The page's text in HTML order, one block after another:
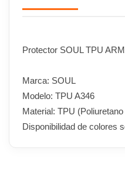
Protector SOUL TPU
Marca: SOUL
Modelo: TPU A346
Material: TPU
Disponibilidad de colores